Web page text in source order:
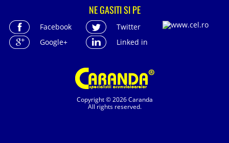
Copyright © 2026 Caranda
All rights reserved.
NE GASITI SI PE
Facebook
Twitter
Google+
Linked in